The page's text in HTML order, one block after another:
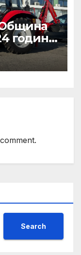
година:
в
Search